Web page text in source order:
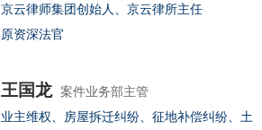
京云律师集团创始人、京云律所主任
原资深法官
兴
华
律
兴
华
律
阅
读
全
王国龙 案件业务部主管
业主维权、房屋拆迁纠纷、征地补偿纠纷、土